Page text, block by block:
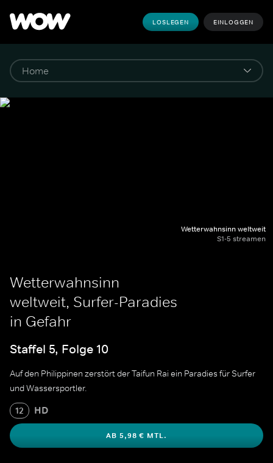
LOSLEGEN EINLOGGEN
Wetterwahnsinn weltweit
S1-5 streamen
Wetterwahnsinn
weltweit, Surfer-Paradies
in Gefahr
Staffel 5, Folge 10
Auf den Philippinen zerstört der Taifun Rai ein Paradies für Surfer
und Wassersportler.
12 HD
AB 5,98 € MTL.